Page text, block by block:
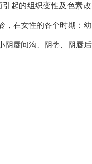
起的组织变性及色素
在女性的各个时期：幼
阴唇间沟、阴蒂、阴唇